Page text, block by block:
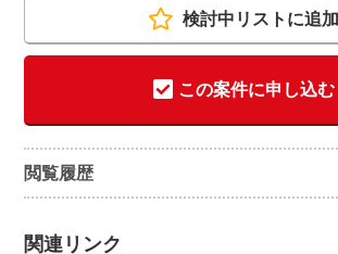
検討中リストに追加
この案件に申し込む
閲覧履歴
関連リンク